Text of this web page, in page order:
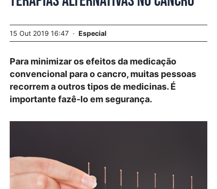
15 Out 2019 16:47 Especial
Para minimizar os efeitos da medicação
convencional para o cancro, muitas pessoas
recorrem a outros tipos de medicinas. É
importante fazê-lo em segurança.